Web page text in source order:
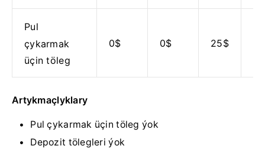
Pul
çykarmak
üçin töleg
0$ 0$ 25$
Artykmaçlyklary
Pul çykarmak üçin töleg ýok
Depozit tölegleri ýok